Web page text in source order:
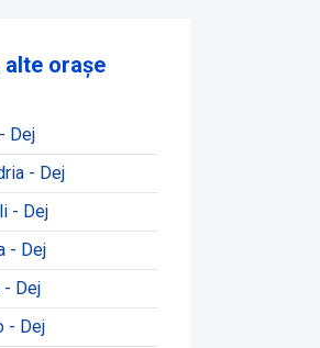
orașe
Dej
- Dej
- Dej
- Dej
- Dej
- Dej